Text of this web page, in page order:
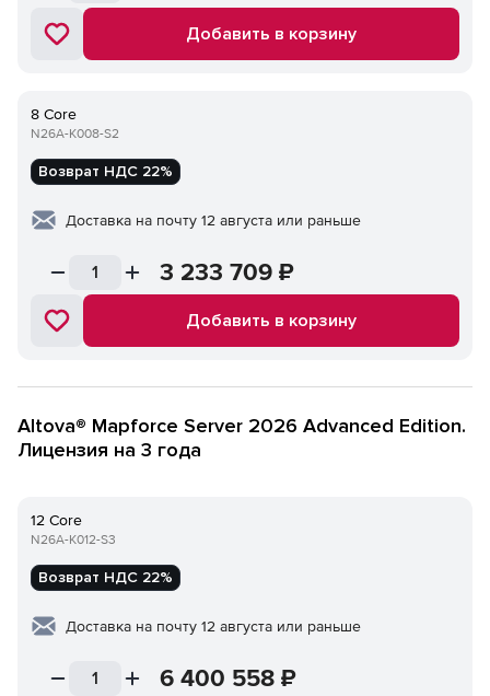
Добавить в корзину
8 Core
N26A-K008-S2
Возврат НДС 22%
Доставка на почту 12 августа или раньше
3 233 709 ₽
Добавить в корзину
Altova® Mapforce Server 2026 Advanced Edition.
Лицензия на 3 года
12 Core
N26A-K012-S3
Возврат НДС 22%
Доставка на почту 12 августа или раньше
6 400 558 ₽